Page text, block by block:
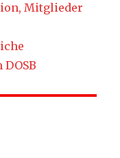
Mitglieder